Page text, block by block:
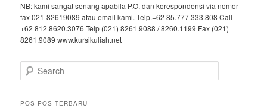
NB: kami sangat senang apabila P.O. dan korespondensi via nomor
fax 021-82619089 atau email kami. Telp.+62 85.777.333.808 Call
+62 812.8620.3076 Telp (021) 8261.9088 / 8260.1199 Fax (021)
8261.9089 www.kursikuliah.net
Search
POS-POS TERBARU